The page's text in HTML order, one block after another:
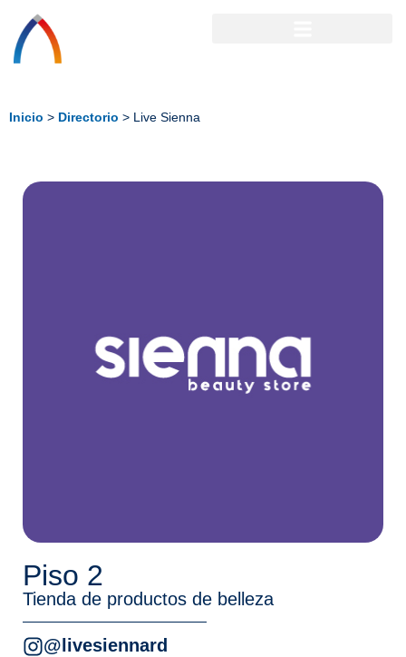
Inicio > Directorio > Live Sienna
Piso 2
Tienda de productos de belleza
@livesiennard